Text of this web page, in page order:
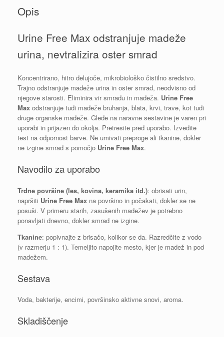
Opis
Urine Free Max odstranjuje madeže
urina, nevtralizira oster smrad
Koncentrirano, hitro delujoče, mikrobiološko čistilno sredstvo.
Trajno odstranjuje madeže urina in oster smrad, neodvisno od
njegove starosti. Eliminira vir smradu in madeža. Urine Free
Max odstranjuje tudi madeže bruhanja, blata, krvi, trave, kot tudi
druge organske madeže. Glede na naravne sestavine je varen pri
uporabi in prijazen do okolja. Pretresite pred uporabo. Izvedite
test na odpornost barve. Ne umivati preproge ali tkanine, dokler
ne izgine smrad s pomočjo Urine Free Max.
Navodilo za uporabo
Trdne površine (les, kovina, keramika itd.): obrisati urin,
napršiti Urine Free Max na površino in počakati, dokler se ne
posuši. V primeru starih, zasušenih madežev je potrebno
ponavljati dnevno, dokler smrad ne izgine.
Tkanine: popivnajte z brisačo, kolikor se da. Razredčite z vodo
(v razmerju 1 : 1). Temeljito napojite mesto, kjer je madež in pod
madežem.
Sestava
Voda, bakterije, encimi, površinsko aktivne snovi, aroma.
Skladiščenje